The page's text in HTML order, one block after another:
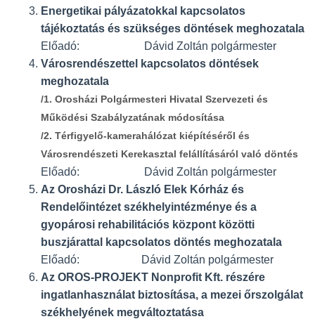
Energetikai pályázatokkal kapcsolatos
tájékoztatás és szükséges döntések meghozatala
Előadó: Dávid Zoltán polgármester
Városrendészettel kapcsolatos döntések
meghozatala
/1. Orosházi Polgármesteri Hivatal Szervezeti és
Működési Szabályzatának módosítása
/2. Térfigyelő-kamerahálózat kiépítéséről és
Városrendészeti Kerekasztal felállításáról való döntés
Előadó: Dávid Zoltán polgármester
Az Orosházi Dr. László Elek Kórház és
Rendelőintézet székhelyintézménye és a
gyopárosi rehabilitációs központ közötti
buszjárattal kapcsolatos döntés meghozatala
Előadó: Dávid Zoltán polgármester
Az OROS-PROJEKT Nonprofit Kft. részére
ingatlanhasználat biztosítása, a mezei őrszolgálat
székhelyének megváltoztatása